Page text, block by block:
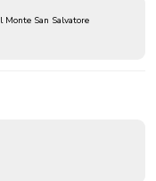
San Salvatore